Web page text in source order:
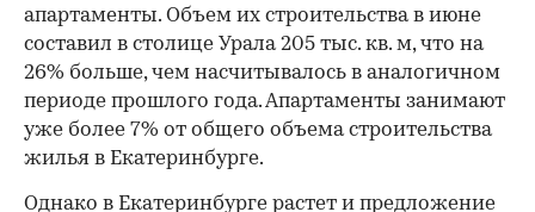
апартаменты. Объем их строительства в июне
составил в столице Урала 205 тыс. кв. м, что на
26% больше, чем насчитывалось в аналогичном
периоде прошлого года. Апартаменты занимают
уже более 7% от общего объема строительства
жилья в Екатеринбурге.
Однако в Екатеринбурге растет и предложение